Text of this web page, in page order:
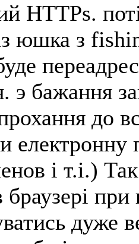
HTTPs.
юшка з
э бажання
до
і т.і.)
браузері